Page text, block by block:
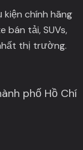
chính hãng
bán tải, SUVs,
thị trường.
phố Hồ Chí